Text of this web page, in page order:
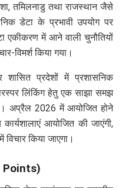
तमिलनाडु तथा राजस्थान जैसे
डेटा के प्रभावी उपयोग पर
एकीकरण में आने वाली चुनौतियों
विमर्श किया गया।
शासित प्रदेशों में प्रशासनिक
लिंकिंग हेतु एक साझा समझ
अप्रैल 2026 में आयोजित होने
आयोजित की जाएंगी,
किया जाएगा।
Points)